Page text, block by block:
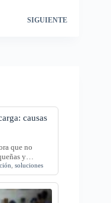
SIGUIENTE
causas
que no
y…
soluciones